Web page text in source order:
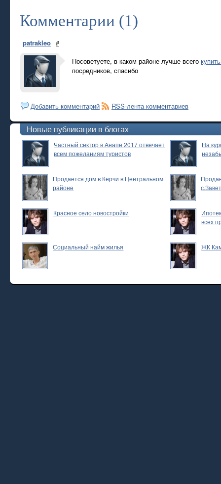
Комментарии (1)
patrakleo #
Посоветуете, в каком районе лучше всего
посредников, спасибо
Добавить комментарий RSS-лента комментариев
Новые публикации в блогах
Частный сектор в Анапе 2017 отвечает
всем пожеланиям туристов
На
Продается дом в Керчи в Центральном
районе
Красное село новостройки
всех
Социальный найм жилья ЖК